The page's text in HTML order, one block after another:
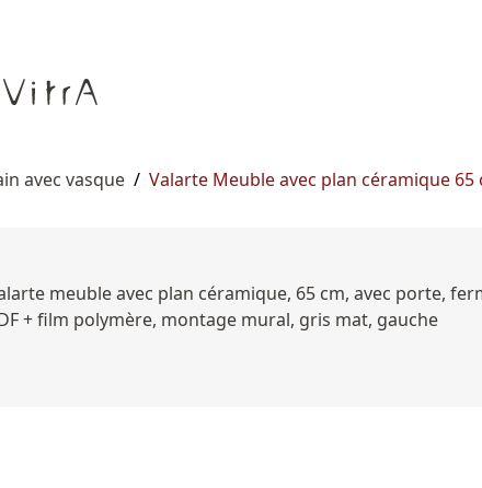
avec vasque / Valarte Meuble avec plan céramique 65
meuble avec plan céramique, 65 cm, avec porte,
+ film polymère, montage mural, gris mat, gauche